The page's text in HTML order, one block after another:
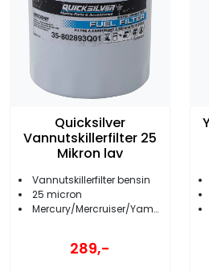
Quicksilver
Vannutskillerfilter 25
Mikron lav
Vannutskillerfilter bensin
25 micron
Mercury/Mercruiser/Yamaha/Suzuki
289,-